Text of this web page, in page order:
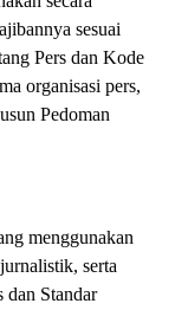
sesuai
Pers dan Kode
organisasi pers,
Pedoman
menggunakan
serta
dan Standar